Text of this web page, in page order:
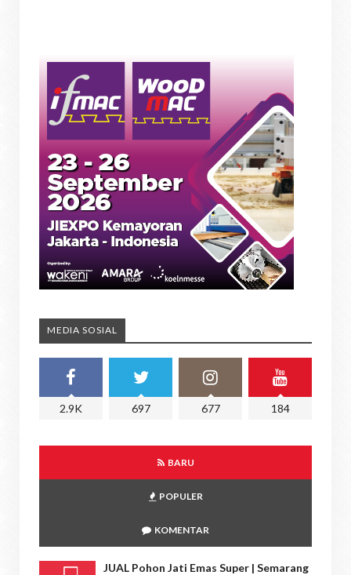
MEDIA SOSIAL
2.9K 697 677 184
BARU
POPULER
KOMENTAR
JUAL Pohon Jati Emas Super | Semarang